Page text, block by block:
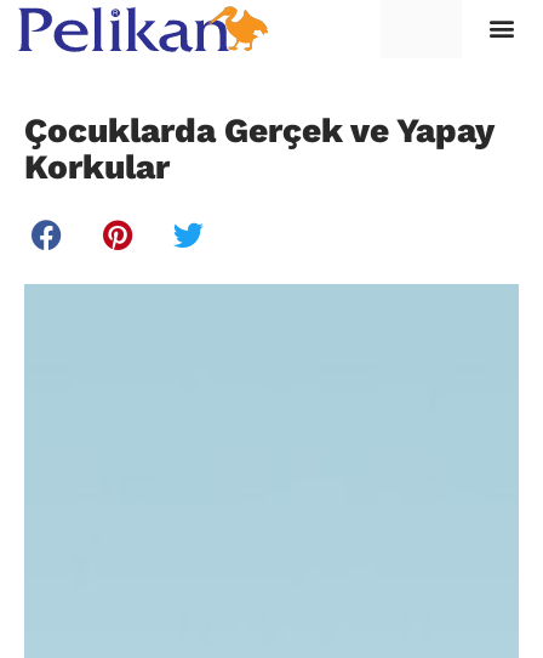
Çocuklarda Gerçek ve Yapay
Korkular